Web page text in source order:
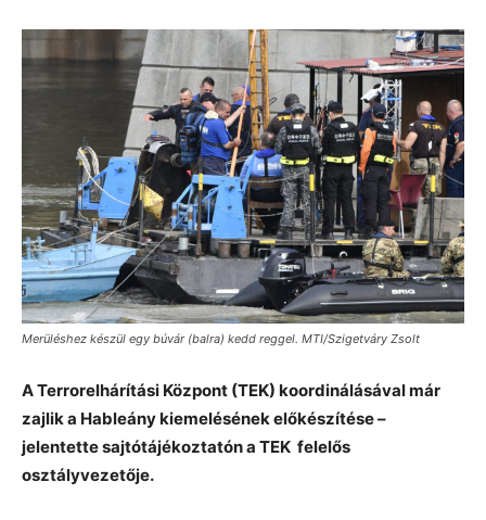
Merüléshez készül egy búvár (balra) kedd reggel. MTI/Szigetváry Zsolt
A Terrorelhárítási Központ (TEK) koordinálásával már
zajlik a Hableány kiemelésének előkészítése –
jelentette sajtótájékoztatón a TEK felelős
osztályvezetője.